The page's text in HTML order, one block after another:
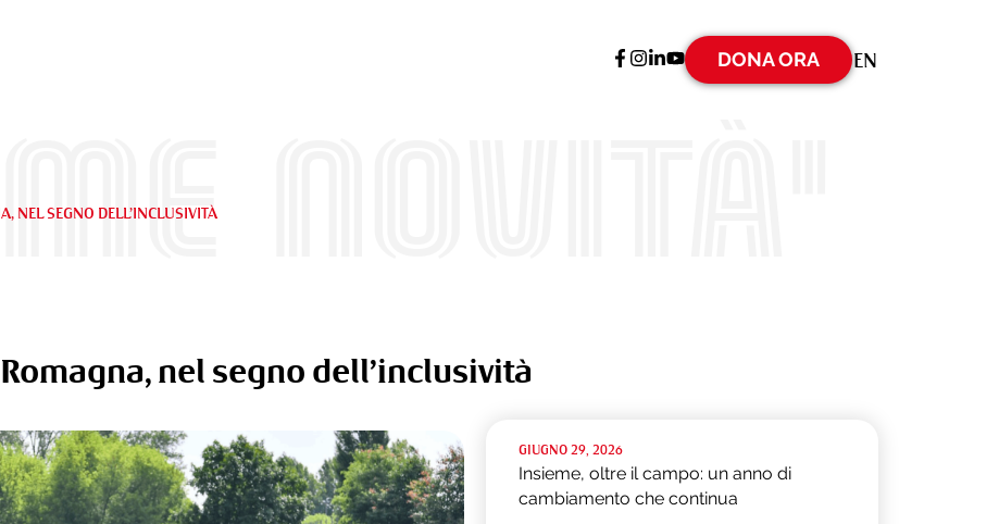
DONA ORA EN
Novità'
NEL SEGNO DELL’INCLUSIVITÀ
nel segno dell’inclusività
GIUGNO 29, 2026
Insieme, oltre il campo: un anno di
cambiamento che continua